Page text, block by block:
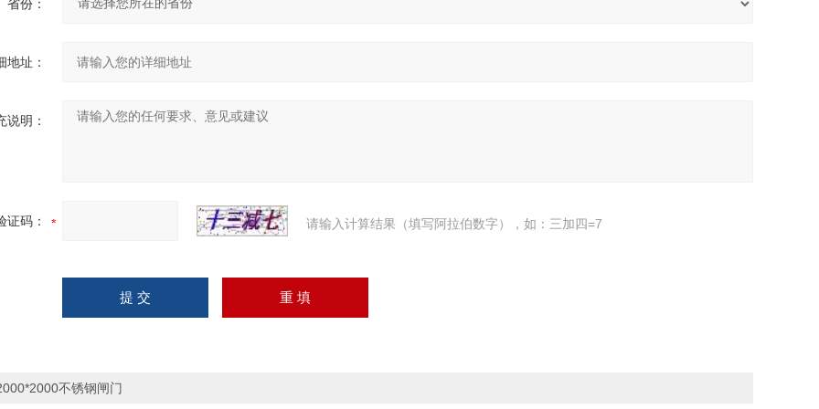
省份：
地址：
说明：
证码： 请输入计算结果（填写阿拉伯数字），如：三加四=7
不锈钢闸门